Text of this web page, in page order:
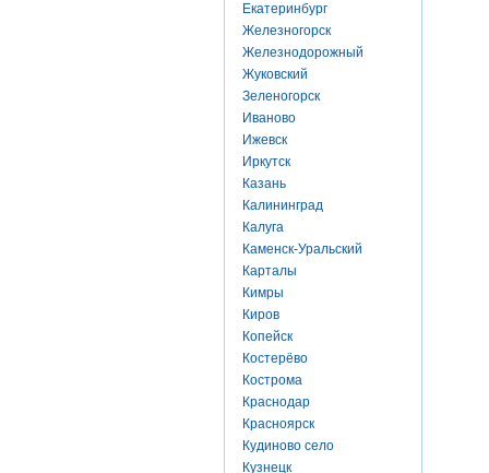
Екатеринбург
Железногорск
Железнодорожный
Жуковский
Зеленогорск
Иваново
Ижевск
Иркутск
Казань
Калининград
Калуга
Каменск-Уральский
Карталы
Кимры
Киров
Копейск
Костерёво
Кострома
Краснодар
Красноярск
Кудиново село
Кузнецк